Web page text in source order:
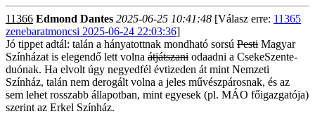
11366 Edmond Dantes 2025-06-25 10:41:48 [Válasz erre: 11365
zenebaratmoncsi 2025-06-24 22:03:36]
Jó tippet adtál: talán a hányatottnak mondható sorsú Pesti Magyar
Színházat is elegendő lett volna átjátszani odaadni a CsekeSzente-
duónak. Ha elvolt úgy negyedfél évtizeden át mint Nemzeti
Színház, talán nem derogált volna a jeles művészpárosnak, és az
sem lehet rosszabb állapotban, mint egyesek (pl. MÁO főigazgatója)
szerint az Erkel Színház.